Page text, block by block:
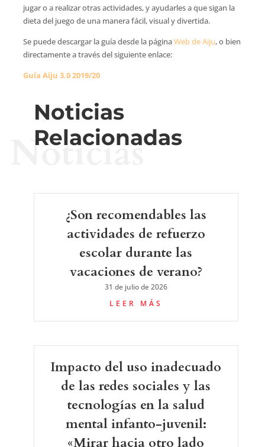
jugar o a realizar otras actividades, y ayudarles a que sigan la
dieta del juego de una manera fácil, visual y divertida.
Se puede descargar la guía desde la páginaWeb de Aiju, o bien
directamente a través del siguiente enlace:
Guía Aiju 3.0 2019/20
Noticias
Relacionadas
Noticias
¿Son recomendables las
actividades de refuerzo
escolar durante las
vacaciones de verano?
31 de julio de 2026
LEER MÁS
Impacto del uso inadecuado
de las redes sociales y las
tecnologías en la salud
mental infanto-juvenil:
«Mirar hacia otro lado